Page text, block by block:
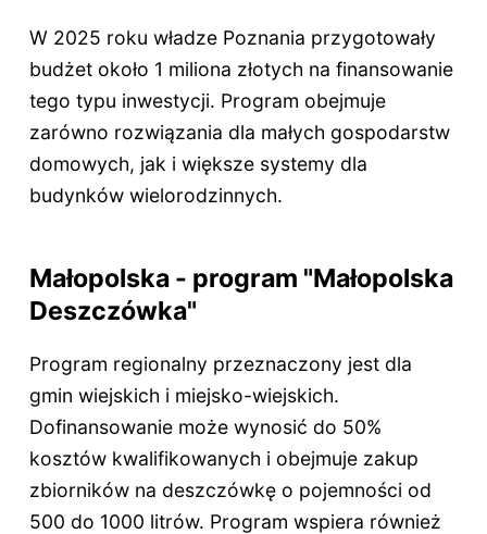
W 2025 roku władze Poznania przygotowały
budżet około 1 miliona złotych na finansowanie
tego typu inwestycji. Program obejmuje
zarówno rozwiązania dla małych gospodarstw
domowych, jak i większe systemy dla
budynków wielorodzinnych.
Małopolska - program "Małopolska
Deszczówka"
Program regionalny przeznaczony jest dla
gmin wiejskich i miejsko-wiejskich.
Dofinansowanie może wynosić do 50%
kosztów kwalifikowanych i obejmuje zakup
zbiorników na deszczówkę o pojemności od
500 do 1000 litrów. Program wspiera również